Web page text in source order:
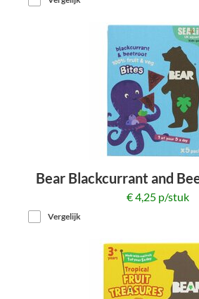
Bear Blackcurrant and
€ 4,25 p/stuk
Vergelijk